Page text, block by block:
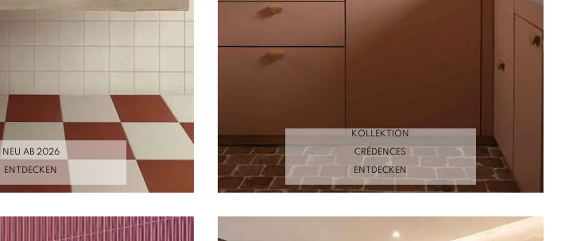
NEU AB 2026
ENTDECKEN
KOLLEKTION
CRÉDENCES
ENTDECKEN